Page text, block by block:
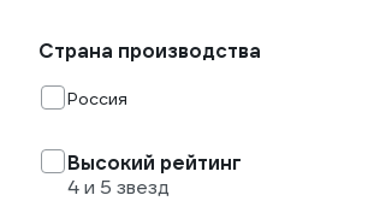
Страна производства
Россия
Высокий рейтинг
4 и 5 звезд